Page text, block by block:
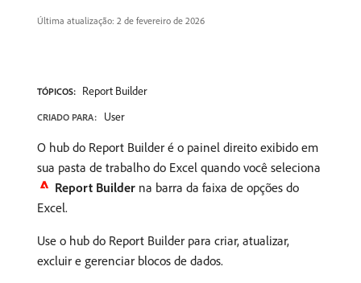
Última atualização: 2 de fevereiro de 2026
TÓPICOS: Report Builder
CRIADO PARA: User
O hub do Report Builder é o painel direito exibido em
sua pasta de trabalho do Excel quando você seleciona
Report Builder na barra da faixa de opções do
Excel.
Use o hub do Report Builder para criar, atualizar,
excluir e gerenciar blocos de dados.